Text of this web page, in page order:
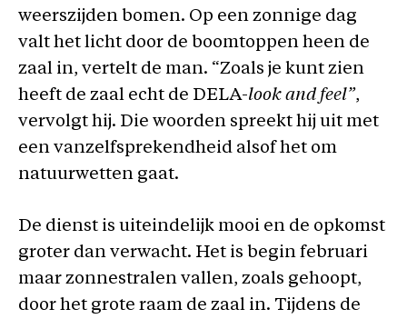
weerszijden bomen. Op een zonnige dag
valt het licht door de boomtoppen heen de
zaal in, vertelt de man. “Zoals je kunt zien
heeft de zaal echt de DELA-look and feel”,
vervolgt hij. Die woorden spreekt hij uit met
een vanzelfsprekendheid alsof het om
natuurwetten gaat.
De dienst is uiteindelijk mooi en de opkomst
groter dan verwacht. Het is begin februari
maar zonnestralen vallen, zoals gehoopt,
door het grote raam de zaal in. Tijdens de